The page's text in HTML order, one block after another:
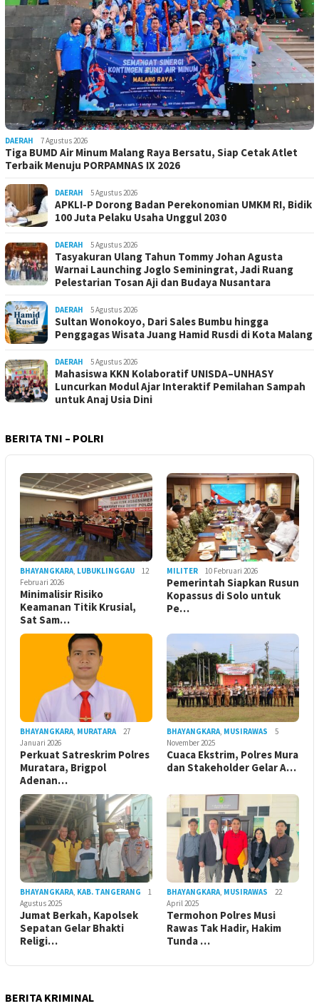
DAERAH 7 Agustus 2026
Tiga BUMD Air Minum Malang Raya Bersatu, Siap Cetak Atlet
Terbaik Menuju PORPAMNAS IX 2026
DAERAH 5 Agustus 2026
APKLI-P Dorong Badan Perekonomian UMKM RI, Bidik
100 Juta Pelaku Usaha Unggul 2030
DAERAH 5 Agustus 2026
Tasyakuran Ulang Tahun Tommy Johan Agusta
Warnai Launching Joglo Seminingrat, Jadi Ruang
Pelestarian Tosan Aji dan Budaya Nusantara
DAERAH 5 Agustus 2026
Sultan Wonokoyo, Dari Sales Bumbu hingga
Penggagas Wisata Juang Hamid Rusdi di Kota Malang
DAERAH 5 Agustus 2026
Mahasiswa KKN Kolaboratif UNISDA–UNHASY
Luncurkan Modul Ajar Interaktif Pemilahan Sampah
untuk Anaj Usia Dini
BERITA TNI – POLRI
BHAYANGKARA, LUBUKLINGGAU
12
Februari 2026
Minimalisir Risiko
Keamanan Titik Krusial,
Sat Sam…
MILITER 10 Februari 2026
Pemerintah Siapkan Rusun
Kopassus di Solo untuk
Pe…
BHAYANGKARA, MURATARA
27
Januari 2026
Perkuat Satreskrim Polres
Muratara, Brigpol
Adenan…
BHAYANGKARA, MUSIRAWAS
5
November 2025
Cuaca Ekstrim, Polres Mura
dan Stakeholder Gelar A…
BHAYANGKARA, KAB. TANGERANG
1
Agustus 2025
Jumat Berkah, Kapolsek
Sepatan Gelar Bhakti
Religi…
BHAYANGKARA, MUSIRAWAS
22
April 2025
Termohon Polres Musi
Rawas Tak Hadir, Hakim
Tunda …
BERITA KRIMINAL